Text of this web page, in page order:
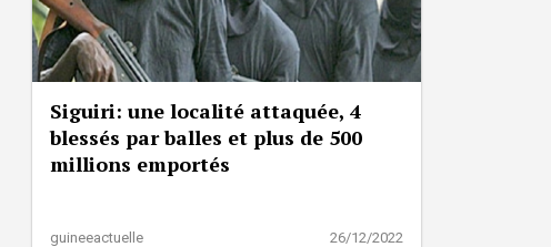
Siguiri: une localité attaquée, 4
blessés par balles et plus de 500
millions emportés
guineeactuelle 26/12/2022